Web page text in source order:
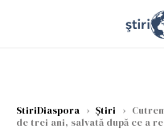
StiriDiaspora › Știri ›
de trei ani, salvată după ce a